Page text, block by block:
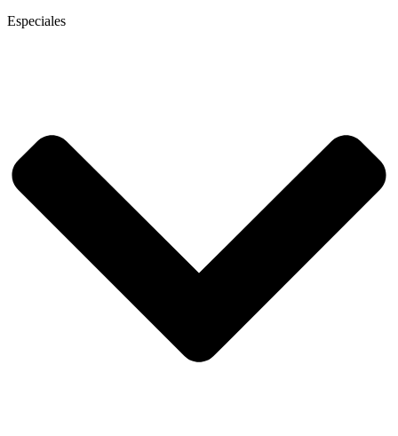
Especiales